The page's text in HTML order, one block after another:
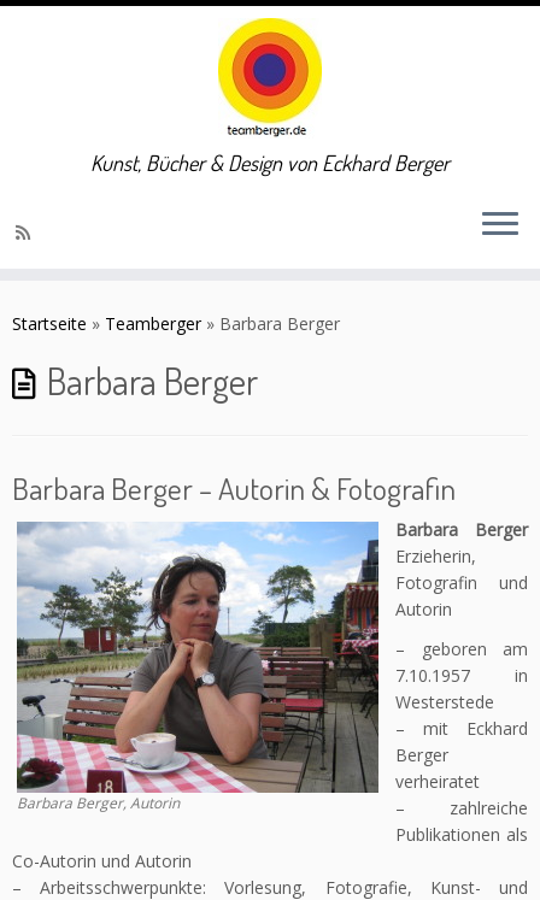
Inhalt
Kunst, Bücher & Design von Eckhard Berger
Startseite » Teamberger » Barbara Berger
Barbara Berger
Barbara Berger – Autorin & Fotografin
Barbara Berger, Autorin
Barbara Berger
Erzieherin,
Fotografin und
Autorin
– geboren am
7.10.1957 in
Westerstede
– mit Eckhard
Berger
verheiratet
– zahlreiche
Publikationen als
Co-Autorin und Autorin
– Arbeitsschwerpunkte: Vorlesung, Fotografie, Kunst- und